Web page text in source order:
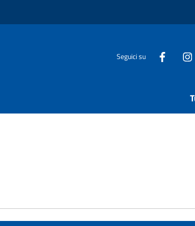
Seguici su